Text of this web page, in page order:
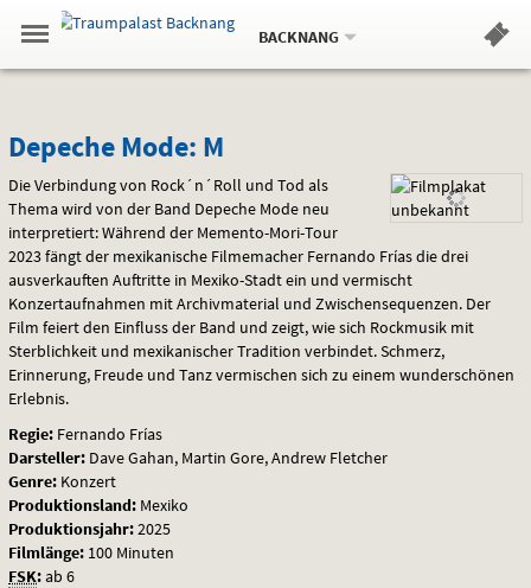
Springe
zum
,zum
.
Navigation
Gehe
zur
Standortauswahl
Standort:
BACKNANG.
Hinweis
Depeche
Mode:
M
Depeche Mode: M
Die Verbindung von Rock´n´Roll und Tod als
Thema wird von der Band Depeche Mode neu
interpretiert: Während der Memento-Mori-Tour
2023 fängt der mexikanische Filmemacher Fernando Frías die drei
ausverkauften Auftritte in Mexiko-Stadt ein und vermischt
Konzertaufnahmen mit Archivmaterial und Zwischensequenzen. Der
Film feiert den Einfluss der Band und zeigt, wie sich Rockmusik mit
Sterblichkeit und mexikanischer Tradition verbindet. Schmerz,
Erinnerung, Freude und Tanz vermischen sich zu einem wunderschönen
Erlebnis.
Regie: Fernando Frías
Darsteller: Dave Gahan, Martin Gore, Andrew Fletcher
Genre: Konzert
Produktionsland: Mexiko
Produktionsjahr:2025
Filmlänge: 100 Minuten
FSK:ab 6